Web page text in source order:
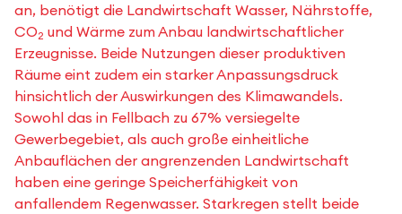
an, benötigt die Landwirtschaft Wasser, Nährstoffe,
CO2 und Wärme zum Anbau landwirtschaftlicher
Erzeugnisse. Beide Nutzungen dieser produktiven
Räume eint zudem ein starker Anpassungsdruck
hinsichtlich der Auswirkungen des Klimawandels.
Sowohl das in Fellbach zu 67% versiegelte
Gewerbegebiet, als auch große einheitliche
Anbauflächen der angrenzenden Landwirtschaft
haben eine geringe Speicherfähigkeit von
anfallendem Regenwasser. Starkregen stellt beide